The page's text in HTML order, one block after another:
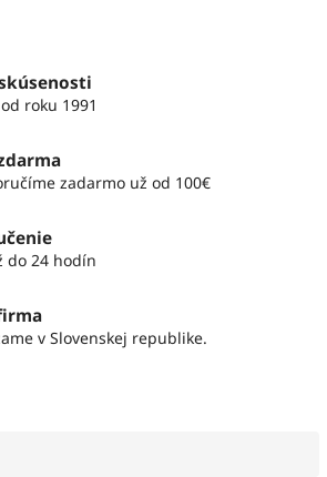
roku 1991
zadarmo už od 100€
do 24 hodín
v Slovenskej republike.